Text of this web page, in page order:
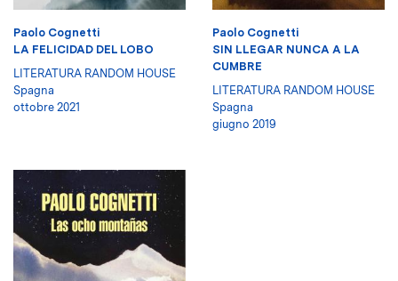
Paolo Cognetti
LA FELICIDAD DEL LOBO
LITERATURA RANDOM HOUSE
Spagna
ottobre 2021
Paolo Cognetti
SIN LLEGAR NUNCA A LA
CUMBRE
LITERATURA RANDOM HOUSE
Spagna
giugno 2019